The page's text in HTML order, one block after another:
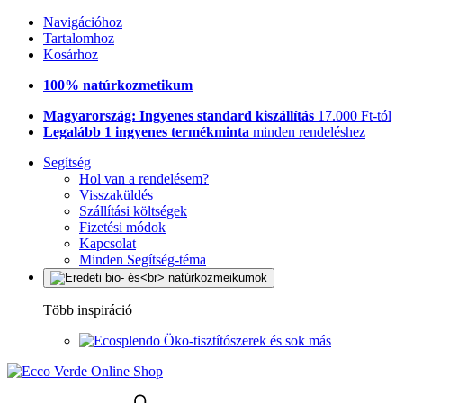
Navigációhoz
Tartalomhoz
Kosárhoz
100% natúrkozmetikum
Magyarország: Ingyenes standard kiszállítás 17.000 Ft-tól
Legalább 1 ingyenes termékminta minden rendeléshez
Segítség
Hol van a rendelésem?
Visszaküldés
Szállítási költségek
Fizetési módok
Kapcsolat
Minden Segítség-téma
Több inspiráció
Öko-tisztítószerek és sok más